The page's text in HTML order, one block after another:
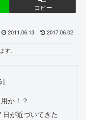
コピー
2011.06.13 2017.06.02
す。
か！？
が近づいてきた